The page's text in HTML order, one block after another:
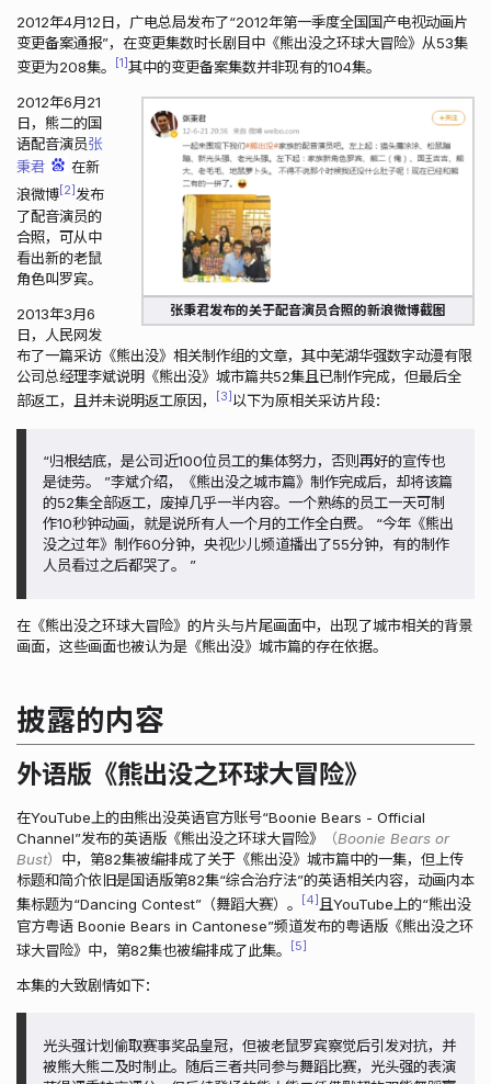
2012年4月12日，广电总局发布了“2012年第一季度全国国产电视动画片
变更备案通报”，在变更集数时长剧目中《熊出没之环球大冒险》从53集
变更为208集。
1 其中的变更备案集数并非现有的104集。
张秉君发布的关于配音演员合照的新浪微博截图
2012年6月21
日，熊二的国
语配音演员张
秉君
在新
浪微博 2 发布
了配音演员的
合照，可从中
看出新的老鼠
角色叫罗宾。
2013年3月6
日，人民网发
布了一篇采访《熊出没》相关制作组的文章，其中芜湖华强数字动漫有限
公司总经理李斌说明《熊出没》城市篇共52集且已制作完成，但最后全
部返工，且并未说明返工原因，
3 以下为原相关采访片段：
“归根结底，是公司近100位员工的集体努力，否则再好的宣传也
是徒劳。 ”李斌介绍，《熊出没之城市篇》制作完成后，却将该篇
的52集全部返工，废掉几乎一半内容。一个熟练的员工一天可制
作10秒钟动画，就是说所有人一个月的工作全白费。 “今年《熊出
没之过年》制作60分钟，央视少儿频道播出了55分钟，有的制作
人员看过之后都哭了。 ”
在《熊出没之环球大冒险》的片头与片尾画面中，出现了城市相关的背景
画面，这些画面也被认为是《熊出没》城市篇的存在依据。
披露的内容
外语版《熊出没之环球大冒险》
在YouTube上的由熊出没英语官方账号“Boonie Bears - Official
Channel”发布的英语版《熊出没之环球大冒险》
（Boonie Bears or
Bust） 中，第82集被编排成了关于《熊出没》城市篇中的一集，但上传
标题和简介依旧是国语版第82集“综合治疗法”的英语相关内容，动画内本
集标题为“Dancing Contest”（舞蹈大赛）。
4 且YouTube上的“熊出没
官方粤语 Boonie Bears in Cantonese”频道发布的粤语版《熊出没之环
球大冒险》中，第82集也被编排成了此集。
5
本集的大致剧情如下：
光头强计划偷取赛事奖品皇冠，但被老鼠罗宾察觉后引发对抗，并
被熊大熊二及时制止。随后三者共同参与舞蹈比赛，光头强的表演